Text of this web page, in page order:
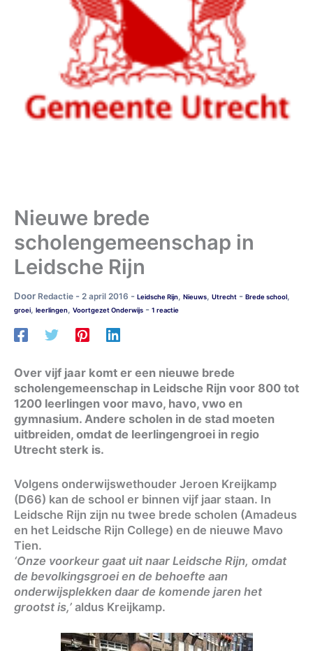
Nieuwe brede
scholengemeenschap in
Leidsche Rijn
Door Redactie - 2 april 2016 - Leidsche Rijn, Nieuws, Utrecht - Brede school,
groei, leerlingen, Voortgezet Onderwijs - 1 reactie
Over vijf jaar komt er een nieuwe brede
scholengemeenschap in Leidsche Rijn voor 800 tot
1200 leerlingen voor mavo, havo, vwo en
gymnasium. Andere scholen in de stad moeten
uitbreiden, omdat de leerlingengroei in regio
Utrecht sterk is.
Volgens onderwijswethouder Jeroen Kreijkamp
(D66) kan de school er binnen vijf jaar staan. In
Leidsche Rijn zijn nu twee brede scholen (Amadeus
en het Leidsche Rijn College) en de nieuwe Mavo
Tien.
‘Onze voorkeur gaat uit naar Leidsche Rijn, omdat
de bevolkingsgroei en de behoefte aan
onderwijsplekken daar de komende jaren het
grootst is,’ aldus Kreijkamp.